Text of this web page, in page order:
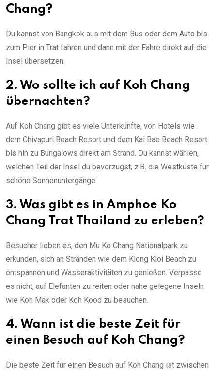
Chang?
Du kannst von Bangkok aus mit dem Bus oder dem Auto bis
zum Pier in Trat fahren und dann mit der Fähre direkt auf die
Insel übersetzen.
2. Wo sollte ich auf Koh Chang
übernachten?
Auf Koh Chang gibt es viele Unterkünfte, von Hotels wie
dem Chivapuri Beach Resort und dem Kai Bae Beach Resort
bis hin zu Bungalows direkt am Strand. Du kannst wählen,
welchen Teil der Insel du bevorzugst, z.B. die Westküste für
schöne Sonnenuntergänge.
3. Was gibt es in Amphoe Ko
Chang Trat Thailand zu erleben?
Besucher lieben es, den Mu Ko Chang Nationalpark zu
erkunden, sich an Stränden wie dem Klong Kloi Beach zu
entspannen und Wasseraktivitäten zu genießen. Verpasse
es nicht, auf Elefanten zu reiten oder nahe gelegene Inseln
wie Koh Mak oder Koh Kood zu besuchen.
4. Wann ist die beste Zeit für
einen Besuch auf Koh Chang?
Die beste Zeit für einen Besuch auf Koh Chang ist zwischen